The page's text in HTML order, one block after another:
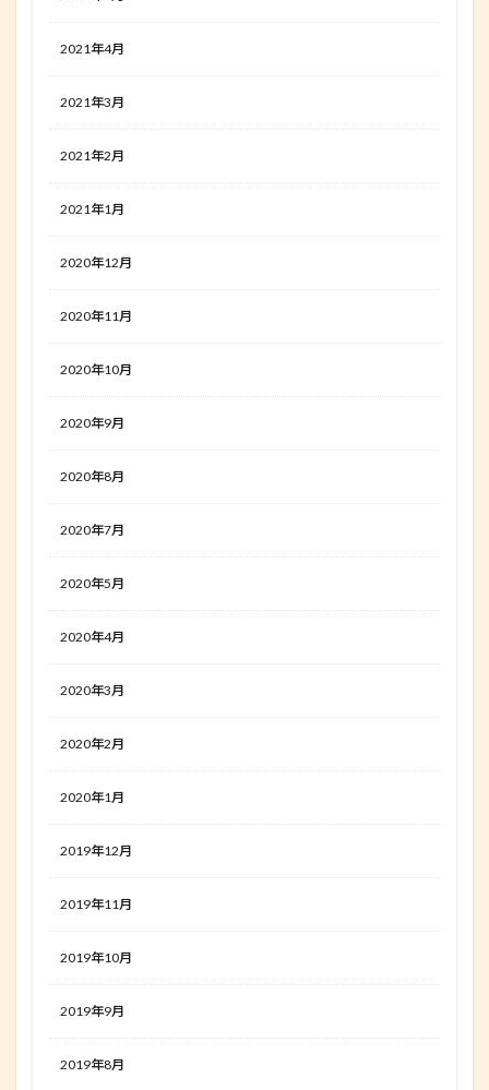
2021年4月
2021年3月
2021年2月
2021年1月
2020年12月
2020年11月
2020年10月
2020年9月
2020年8月
2020年7月
2020年5月
2020年4月
2020年3月
2020年2月
2020年1月
2019年12月
2019年11月
2019年10月
2019年9月
2019年8月